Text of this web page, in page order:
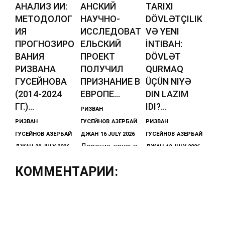
АНАЛИЗ ИИ:
МЕТОДОЛОГ
ИЯ
ПРОГНОЗИРО
ВАНИЯ
РИЗВАНА
ГУСЕЙНОВА
(2014-2024
ГГ.)...
РИЗВАН
ГУСЕЙНОВ АЗЕРБАЙ
ДЖАН 29 JULY 2026
тезисы
АНСКИЙ
НАУЧНО-
ИССЛЕДОВАТ
ЕЛЬСКИЙ
ПРОЕКТ
ПОЛУЧИЛ
ПРИЗНАНИЕ В
ЕВРОПЕ...
РИЗВАН
ГУСЕЙНОВ АЗЕРБАЙ
ДЖАН 16 JULY 2026
Дорогие друзья,
международный
TARIXI
DÖVLƏTÇILIK
VƏ YENI
İNTIBAH:
DÖVLƏT
QURMAQ
ÜÇÜN NIYƏ
DIN LAZIM
IDI?...
РИЗВАН
ГУСЕЙНОВ АЗЕРБАЙ
ДЖАН 12 JULY 2026
КОММЕНТАРИИ: